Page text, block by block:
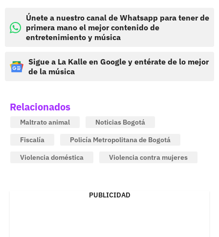
Únete a nuestro canal de Whatsapp para tener de
primera mano el mejor contenido de
entretenimiento y música
Sigue a La Kalle en Google y entérate de lo mejor
de la música
Relacionados
Maltrato animal
Noticias Bogotá
Fiscalía
Policía Metropolitana de Bogotá
Violencia doméstica
Violencia contra mujeres
PUBLICIDAD